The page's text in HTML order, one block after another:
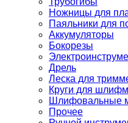
Ножницы для
Паяльники для
Аккумуляторы
Бокорезы
Дрель
Леска для
Круги для
Шлифовальные
Прочее